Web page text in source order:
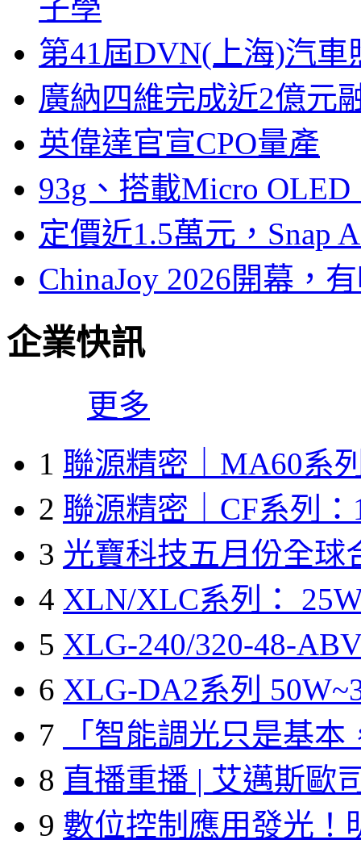
子學
第41屆DVN(上海)汽
廣納四維完成近2億元
英偉達官宣CPO量產
93g、搭載Micro
定價近1.5萬元，Snap
ChinaJoy 2026開幕，
企業快訊
更多
1 聯源精密｜MA60系
2 聯源精密｜CF系列：
3 光寶科技五月份全球
4 XLN/XLC系列：
5 XLG-240/320-48-
6 XLG-DA2系列
7
「智能調光只是基本
8 直播重播 | 艾邁斯歐
9 數位控制應用發光！